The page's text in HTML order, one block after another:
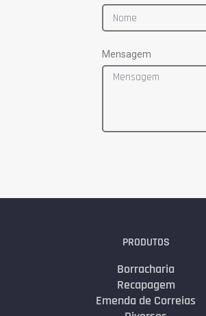
Mensagem
PRODUTOS
Borracharia
Recapagem
Emenda de Correias